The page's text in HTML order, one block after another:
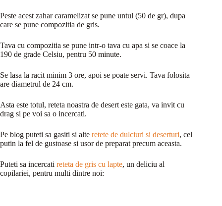
Peste acest zahar caramelizat se pune untul (50 de gr), dupa
care se pune compozitia de gris.
Tava cu compozitia se pune intr-o tava cu apa si se coace la
190 de grade Celsiu, pentru 50 minute.
Se lasa la racit minim 3 ore, apoi se poate servi. Tava folosita
are diametrul de 24 cm.
Asta este totul, reteta noastra de desert este gata, va invit cu
drag si pe voi sa o incercati.
Pe blog puteti sa gasiti si alte retete de dulciuri si deserturi, cel
putin la fel de gustoase si usor de preparat precum aceasta.
Puteti sa incercati reteta de gris cu lapte, un deliciu al
copilariei, pentru multi dintre noi: